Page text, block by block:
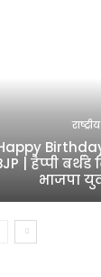
राष्ट्रीय
| हैप्पी बर्थडे
भाजपा